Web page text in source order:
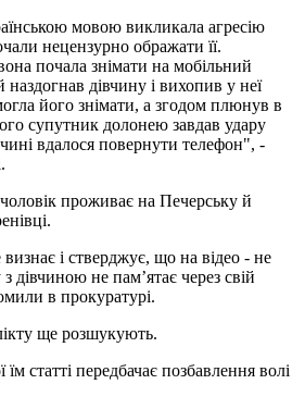
мовою викликала агресію
нецензурно ображати її.
почала знімати на мобільний
дівчину і вихопив у неї
його знімати, а згодом плюнув в
супутник долонею завдав удару
вдалося повернути телефон", -
проживає на Печерську й
і стверджує, що на відео - не
з дівчиною не пам’ятає через свій
в прокуратурі.
ще розшукують.
статті передбачає позбавлення волі